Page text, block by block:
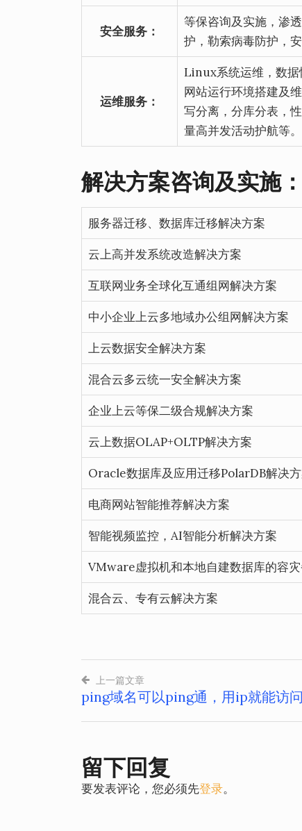
安全服务：
等保咨询及实施，渗
护，勒索病毒防护，
运维服务：
Linux系统运维，数据
网站运行环境搭建及
写分离，分库分表，
量高并发活动护航等。
解决方案咨询及实施：
服务器迁移、数据库迁移解决方案
云上高并发系统改造解决方案
互联网业务全球化互通组网解决方案
中小企业上云多地域办公组网解决方案
上云数据安全解决方案
混合云多云统一安全解决方案
企业上云等保二级合规解决方案
云上数据OLAP+OLTP解决方案
Oracle数据库及应用迁移PolarDB解决
电商网站智能推荐解决方案
智能视频监控，AI智能分析解决方案
VMware虚拟机和本地自建数据库的容
混合云、专有云解决方案
文
章
导
航
上一篇文章
ping域名可以ping通，用ip就能访
留下回复
要发表评论，您必须先登录。